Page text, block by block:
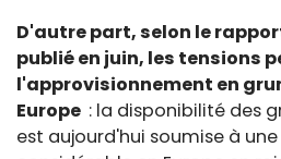
D'autre part, selon le
publié en juin, les tensions
l'approvisionnement en
Europe : la disponibilité des
est aujourd'hui soumise à